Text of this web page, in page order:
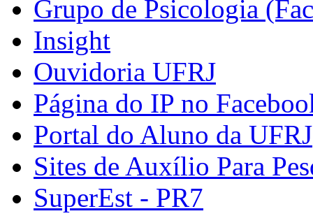
Grupo de Psicologia
Insight
Ouvidoria UFRJ
Página do IP no
Portal do Aluno da UFRJ
Sites de Auxílio Para
SuperEst - PR7